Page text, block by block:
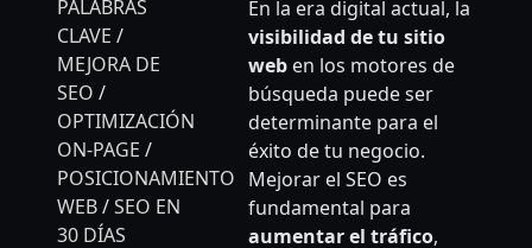
PALABRAS
CLAVE /
MEJORA DE
SEO /
OPTIMIZACIÓN
ON-PAGE /
POSICIONAMIENTO
WEB/SEO EN
30 DÍAS
En la era digital actual, la
visibilidad de tu sitio
weben los motores de
búsqueda puede ser
determinante para el
éxito de tu negocio.
Mejorar el SEO es
fundamental para
aumentar el tráfico,